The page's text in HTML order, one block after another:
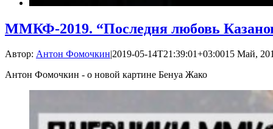
ММКФ-2019. “Последня любовь
Автор: Антон Фомочкин|2019-05-14T21:39:01+03:0015 Май,
Антон Фомочкин - о новой картине Бенуа Жако